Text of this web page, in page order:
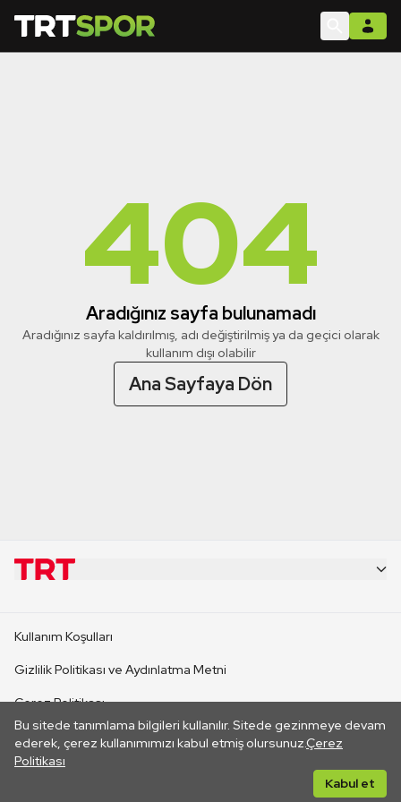
404
Aradığınız sayfa bulunamadı
Aradığınız sayfa kaldırılmış, adı değiştirilmiş ya da geçici olarak
kullanım dışı olabilir
Ana Sayfaya Dön
Bu sitede tanımlama bilgileri kullanılır. Sitede gezinmeye devam
ederek, çerez kullanımımızı kabul etmiş olursunuz.Çerez
Politikası
Kabul et
CANLI YAYINLAR
Kullanım Koşulları
Gizlilik Politikası ve Aydınlatma Metni
Çerez Politikası
İletişim
Her hakkı saklıdır. ©2026 TRT. Bağlantı yoluyla gidilen dış